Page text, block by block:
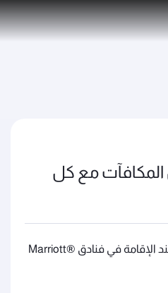
الخطوط الجوية القطرية تعزز شبكة وجهاتها العالمية لتشمل ما يزيد عن 160 وجهة
AR
المكافآت مع كل
اجمع نقاط أفيوس عند الإقامة في فنادق ®Marriott